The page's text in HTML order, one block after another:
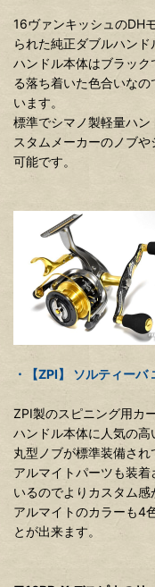
16ヴァンキッシュのDH
られた純正ダブルハンド
ハンドル本体はブラッ
る落ち着いた色合いな
います。
標準でシマノ製軽量ハ
スタムメーカーのノブ
可能です。
・【ZPI】 ソルティー
ZPI製のスピニング用カ
ハンドル本体に人気の
丸型ノブが標準装備され
アルマイトパーツも装
いるのでよりカスタム感
アルマイトのカラーも4
とが出来ます。